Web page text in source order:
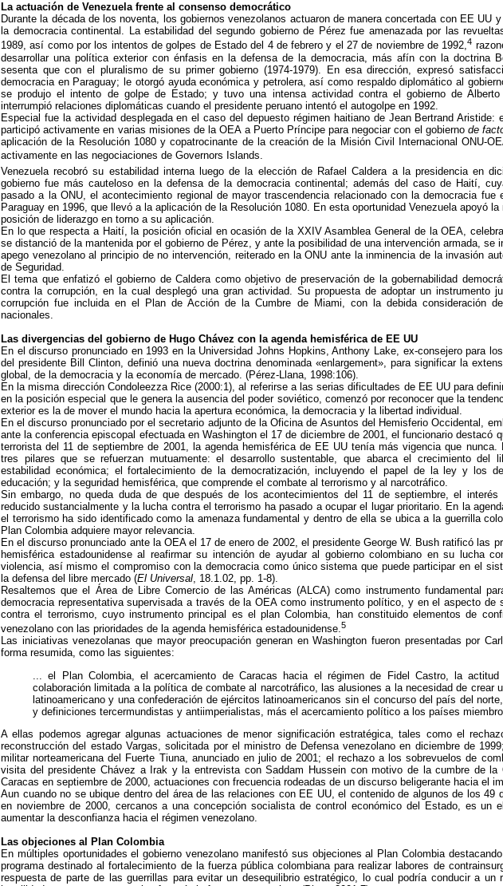
La actuación de Venezuela frente al consenso democrático
Durante la década de los noventa, los gobiernos venezolanos actuaron de manera concertada con EE UU
la democracia continental. La estabilidad del segundo gobierno de Pérez fue amenazada por las
1989, así como por los intentos de golpes de Estado del 4 de febrero y el 27 de noviembre de 1992,4
desarrollar una política exterior con énfasis en la defensa de la democracia, más afín con la doctrina
sesenta que con el pluralismo de su primer gobierno (1974-1979). En esa dirección, expresó
democracia en Paraguay; le otorgó ayuda económica y petrolera, así como respaldo diplomático al
se produjo el intento de golpe de Estado; y tuvo una intensa actividad contra el gobierno de
interrumpió relaciones diplomáticas cuando el presidente peruano intentó el autogolpe en 1992.
Especial fue la actividad desplegada en el caso del depuesto régimen haitiano de Jean Bertrand Aristide:
participó activamente en varias misiones de la OEA a Puerto Príncipe para negociar con el gobiernode
aplicación de la Resolución 1080 y copatrocinante de la creación de la Misión Civil Internacional ONU-
activamente en las negociaciones de Governors Islands.
Venezuela recobró su estabilidad interna luego de la elección de Rafael Caldera a la presidencia en
gobierno fue más cauteloso en la defensa de la democracia continental; además del caso de Haití,
pasado a la ONU, el acontecimiento regional de mayor trascendencia relacionado con la democracia fue
Paraguay en 1996, que llevó a la aplicación de la Resolución 1080. En esta oportunidad Venezuela apoyó
posición de liderazgo en torno a su aplicación.
En lo que respecta a Haití, la posición oficial en ocasión de la XXIV Asamblea General de la OEA,
se distanció de la mantenida por el gobierno de Pérez, y ante la posibilidad de una intervención armada, se
apego venezolano al principio de no intervención, reiterado en la ONU ante la inminencia de la invasión
de Seguridad.
El tema que enfatizó el gobierno de Caldera como objetivo de preservación de la gobernabilidad
contra la corrupción, en la cual desplegó una gran actividad. Su propuesta de adoptar un instrumento
corrupción fue incluida en el Plan de Acción de la Cumbre de Miami, con la debida consideración
nacionales.
Las divergencias del gobierno de Hugo Chávez con la agenda hemisférica de EE UU
En el discurso pronunciado en 1993 en la Universidad Johns Hopkins, Anthony Lake, ex-consejero para
del presidente Bill Clinton, definió una nueva doctrina denominada «enlargement», para significar la
global, de la democracia y la economía de mercado. (Pérez-Llana, 1998:106).
En la misma dirección Condoleezza Rice (2000:1), al referirse a las serias dificultades de EE UU para
en la posición especial que le genera la ausencia del poder soviético, comenzó por reconocer que la
exterior es la de mover el mundo hacia la apertura económica, la democracia y la libertad individual.
En el discurso pronunciado por el secretario adjunto de la Oficina de Asuntos del Hemisferio Occidental,
ante la conferencia episcopal efectuada en Washington el 17 de diciembre de 2001, el funcionario destacó
terrorista del 11 de septiembre de 2001, la agenda hemisférica de EE UU tenía más vigencia que nunca.
tres pilares que se refuerzan mutuamente: el desarrollo sustentable, que abarca el crecimiento del
estabilidad económica; el fortalecimiento de la democratización, incluyendo el papel de la ley y los
educación; y la seguridad hemisférica, que comprende el combate al terrorismo y al narcotráfico.
Sin embargo, no queda duda de que después de los acontecimientos del 11 de septiembre, el
reducido sustancialmente y la lucha contra el terrorismo ha pasado a ocupar el lugar prioritario. En la
el terrorismo ha sido identificado como la amenaza fundamental y dentro de ella se ubica a la guerrilla
Plan Colombia adquiere mayor relevancia.
En el discurso pronunciado ante la OEA el 17 de enero de 2002, el presidente George W. Bush ratificó las
hemisférica estadounidense al reafirmar su intención de ayudar al gobierno colombiano en su lucha
violencia, así mismo el compromiso con la democracia como único sistema que puede participar en el
la defensa del libre mercado (El Universal , 18.1.02, pp. 1-8).
Resaltemos que el Área de Libre Comercio de las Américas (ALCA) como instrumento fundamental
democracia representativa supervisada a través de la OEA como instrumento político, y en el aspecto de
contra el terrorismo, cuyo instrumento principal es el plan Colombia, han constituido elementos de
venezolano con las prioridades de la agenda hemisférica estadounidense.5
Las iniciativas venezolanas que mayor preocupación generan en Washington fueron presentadas por
forma resumida, como las siguientes:
... el Plan Colombia, el acercamiento de Caracas hacia el régimen de Fidel Castro, la actitud
colaboración limitada a la política de combate al narcotráfico, las alusiones a la necesidad de crear
latinoamericano y una confederación de ejércitos latinoamericanos sin el concurso del país del
y definiciones tercermundistas y antiimperialistas, más el acercamiento político a los países
A ellas podemos agregar algunas actuaciones de menor significación estratégica, tales como el
reconstrucción del estado Vargas, solicitada por el ministro de Defensa venezolano en diciembre de
militar norteamericana del Fuerte Tiuna, anunciado en julio de 2001; el rechazo a los sobrevuelos de
visita del presidente Chávez a Irak y la entrevista con Saddam Hussein con motivo de la cumbre de la
Caracas en septiembre de 2000, actuaciones con frecuencia rodeadas de un discurso beligerante hacia el
Aun cuando no se ubique dentro del área de las relaciones con EE UU, el contenido de algunos de los 49
en noviembre de 2000, cercanos a una concepción socialista de control económico del Estado, es un
aumentar la desconfianza hacia el régimen venezolano.
Las objeciones al Plan Colombia
En múltiples oportunidades el gobierno venezolano manifestó sus objeciones al Plan Colombia
programa destinado al fortalecimiento de la fuerza pública colombiana para realizar labores de
respuesta de parte de las guerrillas para evitar un desequilibrio estratégico, lo cual podría conducir a un